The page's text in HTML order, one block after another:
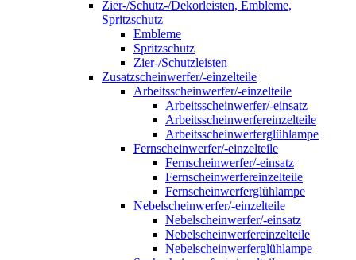
Zier-/Schutz-/Dekorleisten, Embleme,
Spritzschutz
Embleme
Spritzschutz
Zier-/Schutzleisten
Zusatzscheinwerfer/-einzelteile
Arbeitsscheinwerfer/-einzelteile
Arbeitsscheinwerfer/-einsatz
Arbeitsscheinwerfereinzelteile
Arbeitsscheinwerferglühlampe
Fernscheinwerfer/-einzelteile
Fernscheinwerfer/-einsatz
Fernscheinwerfereinzelteile
Fernscheinwerferglühlampe
Nebelscheinwerfer/-einzelteile
Nebelscheinwerfer/-einsatz
Nebelscheinwerfereinzelteile
Nebelscheinwerferglühlampe